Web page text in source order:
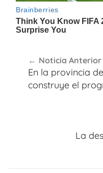
de
entradas
Noticia Anterior
En la provincia
construye el
La